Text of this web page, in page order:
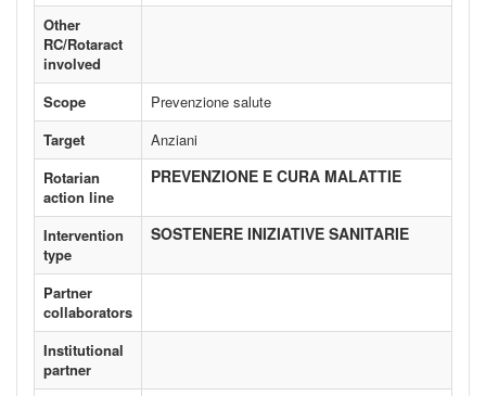
Other
RC/Rotaract
involved
Scope
Prevenzione salute
Target
Anziani
Rotarian
action line
PREVENZIONE E CURA MALATTIE
Intervention
type
SOSTENERE INIZIATIVE SANITARIE
Partner
collaborators
Institutional
partner